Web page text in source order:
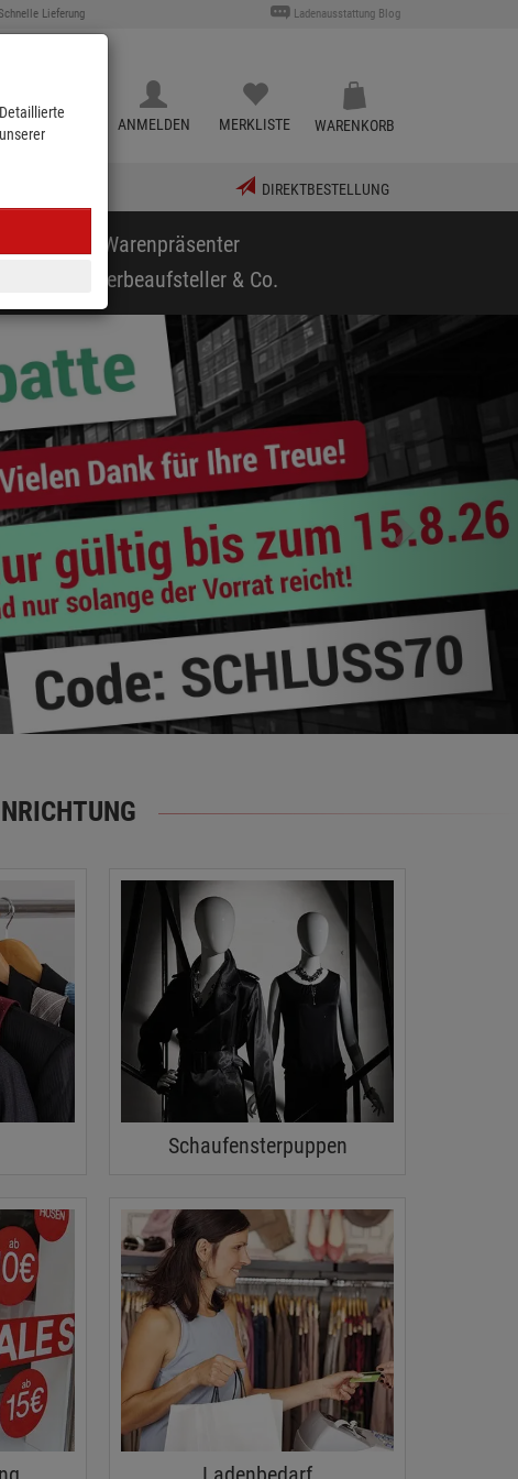
Schnelle Lieferung Ladenausstattung Blog
ANMELDEN MERKLISTE WARENKORB
DIREKTBESTELLUNG
& Warenpräsenter
Werbeaufsteller & Co.
Schaufensterpuppen